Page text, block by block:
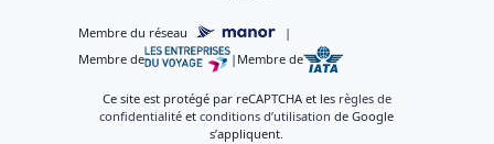
Membre du réseau
|
Membre de
| Membre de
Ce site est protégé par reCAPTCHA et les règles de
confidentialité etconditions d’utilisation de Google
s’appliquent.